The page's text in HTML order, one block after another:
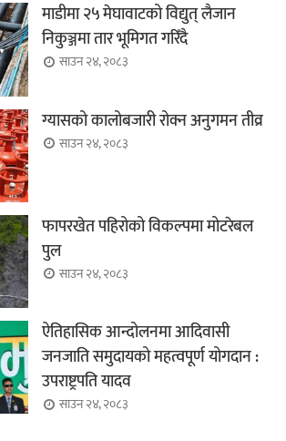
माडीमा २५ मेघावाटको विद्युत् लैजान
निकुञ्जमा तार भूमिगत गरिँदै
साउन २४, २०८३
ग्यासको कालोबजारी रोक्न अनुगमन तीव्र
साउन २४, २०८३
फापरखेत पहिरोको विकल्पमा मोटरेबल
पुल
साउन २४, २०८३
ऐतिहासिक आन्दोलनमा आदिवासी
जनजाति समुदायको महत्वपूर्ण योगदान :
उपराष्ट्रपति यादव
साउन २४, २०८३